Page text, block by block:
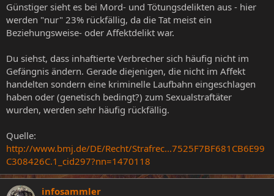
Günstiger sieht es bei Mord- und Tötungsdelikten aus - hier
werden "nur" 23% rückfällig, da die Tat meist ein
Beziehungsweise- oder Affektdelikt war.
Du siehst, dass inhaftierte Verbrecher sich häufig nicht im
Gefängnis ändern. Gerade diejenigen, die nicht im Affekt
handelten sondern eine kriminelle Laufbahn eingeschlagen
haben oder (genetisch bedingt?) zum Sexualstraftäter
wurden, werden sehr häufig rückfällig.
Quelle:
http://www.bmj.de/DE/Recht/Strafrec...7525F7BF681CB6E99
C308426C.1_cid297?nn=1470118
infosammler